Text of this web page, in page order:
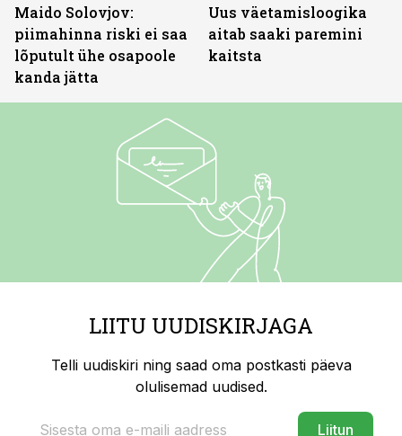
Maido Solovjov:
piimahinna riski ei saa
lõputult ühe osapoole
kanda jätta
Uus väetamisloogika
aitab saaki paremini
kaitsta
LIITU UUDISKIRJAGA
Telli uudiskiri ning saad oma postkasti päeva
olulisemad uudised.
Liitun